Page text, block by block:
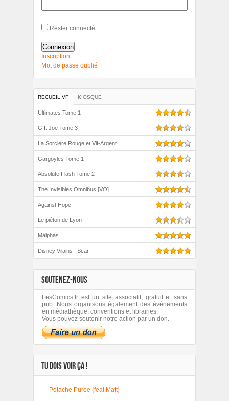
Rester connecté
Connexion
Inscription
Mot de passe oublié
RECUEIL VF KIOSQUE
Ultimates Tome 1
G.I. Joe Tome 3
La Sorcière Rouge et Vif-Argent
Gargoyles Tome 1
Absolute Flash Tome 2
The Invisibles Omnibus [VO]
Against Hope
Le piéton de Lyon
Màlphas
Disney Vilains : Scar
SOUTENEZ-NOUS
LesComics.fr est un site associatif, gratuit et sans
pub. Nous organisons également des événements
en médiathèque, conventions et librairies.
Vous pouvez soutenir notre action par un don.
TU DOIS VOIR ÇA !
Potache Purée (feat Matt)